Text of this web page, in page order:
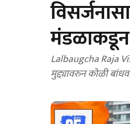
मंडळाकडून
Lalbaugcha Raja
मुद्द्यावरुन कोळी